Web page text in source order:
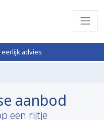
advies
aanbod
een rijtje